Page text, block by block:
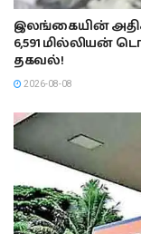
இலங்கையின்
6,591 மில்லியன்
தகவல்!
2026-08-08